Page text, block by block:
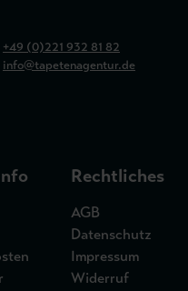
+49 (0)221 932 81 82
info@tapetenagentur.de
Rechtliches
AGB
Datenschutz
Impressum
Widerruf